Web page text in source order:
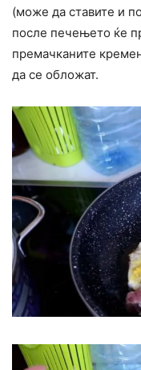
(може да ставите и
после печењето ќе
премачканите
да се обложат.